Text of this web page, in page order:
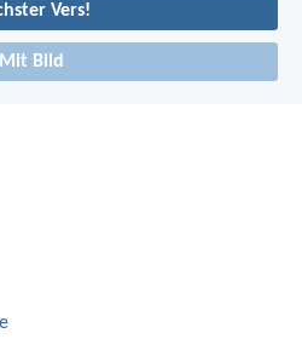
Vers!
Mit Bild